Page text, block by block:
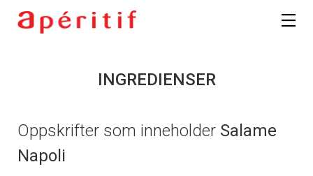
INGREDIENSER
Oppskrifter som inneholder Salame
Napoli